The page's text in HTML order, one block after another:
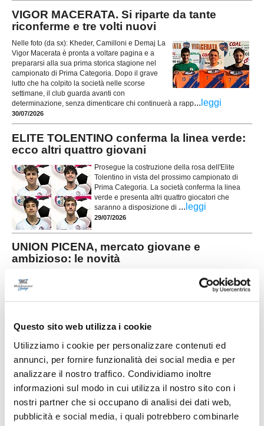
Questo sito web utilizza i cookie
Utilizziamo i cookie per personalizzare contenuti ed
annunci, per fornire funzionalità dei social media e per
analizzare il nostro traffico. Condividiamo inoltre
informazioni sul modo in cui utilizza il nostro sito con i
nostri partner che si occupano di analisi dei dati web,
pubblicità e social media, i quali potrebbero combinarle
VIGOR MACERATA. Si riparte da tante
riconferme e tre volti nuovi
Nelle foto (da sx): Kheder, Camilloni e Demaj La
Vigor Macerata è pronta a voltare pagina e a
prepararsi alla sua prima storica stagione nel
campionato di Prima Categoria. Dopo il grave
lutto che ha colpito la società nelle scorse
settimane, il club guarda avanti con
determinazione, senza dimenticare chi continuerà a rapp... leggi
30/07/2026
ELITE TOLENTINO conferma la linea verde:
ecco altri quattro giovani
Prosegue la costruzione della rosa dell'Elite
Tolentino in vista del prossimo campionato di
Prima Categoria. La società conferma la linea
verde e presenta altri quattro giocatori che
saranno a disposizione di ... leggi
29/07/2026
UNION PICENA, mercato giovane e
ambizioso: le novità
POTENZA PICENA. La Union Picena continua a costruire con decisione la
rosa che affronterà la stagione 2026/2027, puntando su un mix di giovani
29/07/2026
LORESE. Prende forma la nuova squadra di
mister Malatesta
...leggi
28/07/2026